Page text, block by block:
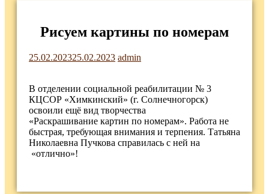
Рисуем картины по номерам
25.02.202325.02.2023 admin
В отделении социальной реабилитации № 3
КЦСОР «Химкинский» (г. Солнечногорск)
освоили ещё вид творчества
«Раскрашивание картин по номерам». Работа не
быстрая, требующая внимания и терпения. Татьяна
Николаевна Пучкова справилась с ней на
«отлично»!